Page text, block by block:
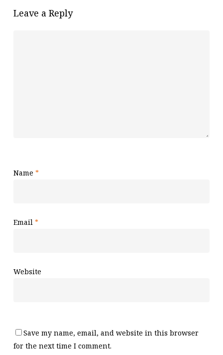
Leave a Reply
Name *
Email *
Website
Save my name, email, and website in this browser
for the next time I comment.